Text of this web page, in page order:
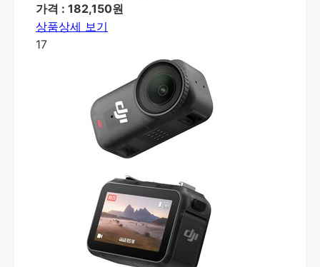
가격 : 182,150원
상품상세 보기
17